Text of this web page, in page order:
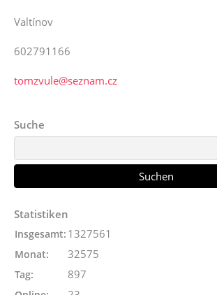
Valtínov
602791166
tomzvule@seznam.cz
Suche
Statistiken
Insgesamt: 1327561
Monat: 32575
Tag: 897